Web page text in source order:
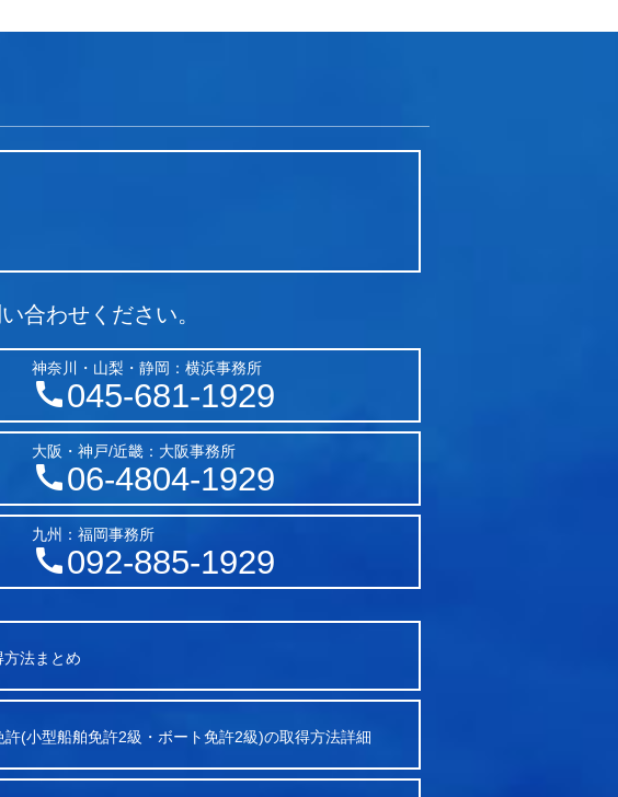
合わせください。
神奈川・山梨・静岡：横浜事務所
045-681-1929
大阪・神戸/近畿：大阪事務所
06-4804-1929
九州：福岡事務所
092-885-1929
法まとめ
許(小型船舶免許2級・ボート免許2級)の取得方法詳細